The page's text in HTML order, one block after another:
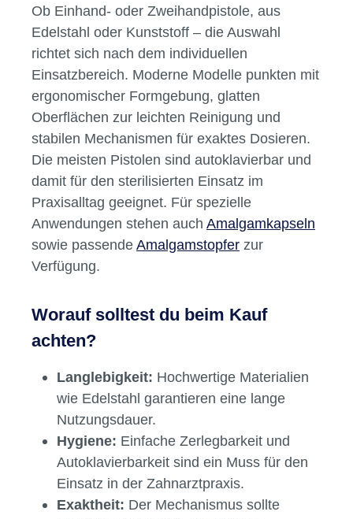
Ob Einhand- oder Zweihandpistole, aus
Edelstahl oder Kunststoff – die Auswahl
richtet sich nach dem individuellen
Einsatzbereich. Moderne Modelle punkten mit
ergonomischer Formgebung, glatten
Oberflächen zur leichten Reinigung und
stabilen Mechanismen für exaktes Dosieren.
Die meisten Pistolen sind autoklavierbar und
damit für den sterilisierten Einsatz im
Praxisalltag geeignet. Für spezielle
Anwendungen stehen auch Amalgamkapseln
sowie passendeAmalgamstopfer zur
Verfügung.
Worauf solltest du beim Kauf
achten?
Langlebigkeit: Hochwertige Materialien
wie Edelstahl garantieren eine lange
Nutzungsdauer.
Hygiene: Einfache Zerlegbarkeit und
Autoklavierbarkeit sind ein Muss für den
Einsatz in der Zahnarztpraxis.
Exaktheit: Der Mechanismus sollte